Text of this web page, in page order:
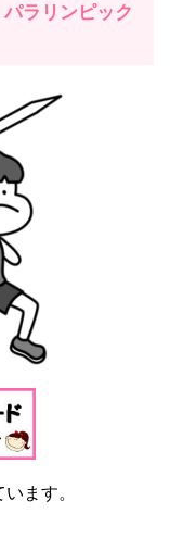
パラリンピック
ます。